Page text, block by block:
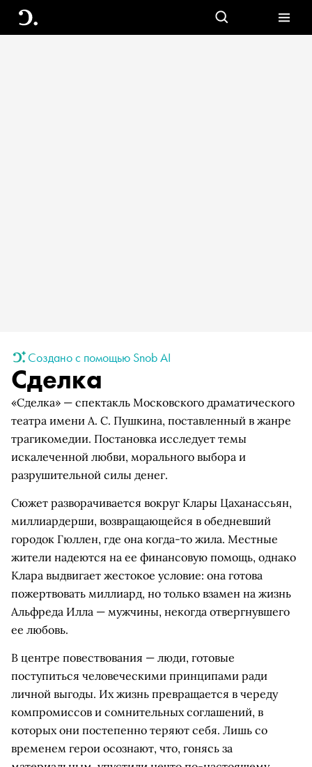
Создано с помощью Snob AI
Сделка
«Сделка» — спектакль Московского драматического
театра имени А. С. Пушкина, поставленный в жанре
трагикомедии. Постановка исследует темы
искалеченной любви, морального выбора и
разрушительной силы денег.
Сюжет разворачивается вокруг Клары Цаханассьян,
миллиардерши, возвращающейся в обедневший
городок Гюллен, где она когда-то жила. Местные
жители надеются на ее финансовую помощь, однако
Клара выдвигает жестокое условие: она готова
пожертвовать миллиард, но только взамен на жизнь
Альфреда Илла — мужчины, некогда отвергнувшего
ее любовь.
В центре повествования — люди, готовые
поступиться человеческими принципами ради
личной выгоды. Их жизнь превращается в череду
компромиссов и сомнительных соглашений, в
которых они постепенно теряют себя. Лишь со
временем герои осознают, что, гонясь за